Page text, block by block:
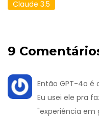
Claude 3.5
9
Então GPT-4o é
Eu usei ele pra
"experiência em